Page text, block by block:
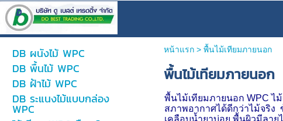
DB ผนังไม้ WPC
DB พื้นไม้ WPC
DB ฝ้าไม้ WPC
DB ระแนงไม้แบบกล่อง
WPC
หน้าแรก> พื้นไม้เทียมภายนอก
พื้นไม้เทียมภายนอก
พื้นไม้เทียมภายนอก WPCไ
สภาพอากาศได้ดีกว่าไม้จริง
เคลือบน้ำยาบ่อย พื้นผิวมีลาย